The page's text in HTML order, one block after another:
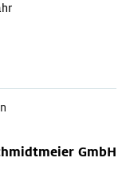
GmbH